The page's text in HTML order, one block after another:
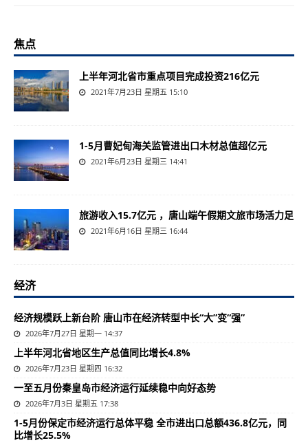
焦点
上半年河北省市重点项目完成投资216亿元
2021年7月23日 星期五 15:10
1-5月曹妃甸海关监管进出口木材总值超亿元
2021年6月23日 星期三 14:41
旅游收入15.7亿元 ，唐山端午假期文旅市场活力足
2021年6月16日 星期三 16:44
经济
经济规模跃上新台阶 唐山市在经济转型中长“大”变“强”
2026年7月27日 星期一 14:37
上半年河北省地区生产总值同比增长4.8%
2026年7月23日 星期四 16:32
一至五月份秦皇岛市经济运行延续稳中向好态势
2026年7月3日 星期五 17:38
1-5月份保定市经济运行总体平稳 全市进出口总额436.8亿元，同
比增长25.5%